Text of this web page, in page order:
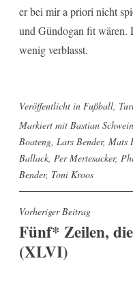
er bei mir a priori nicht
und Gündogan fit
wenig verblasst.
Veröffentlicht in Fußball
Markiert mit Bastian
Boateng, Lars Bender, Mats
Ballack, Per Mertesacker,
Bender, Toni Kroos
Vorheriger Beitrag
Fünf* Zeilen,
(XLVI)